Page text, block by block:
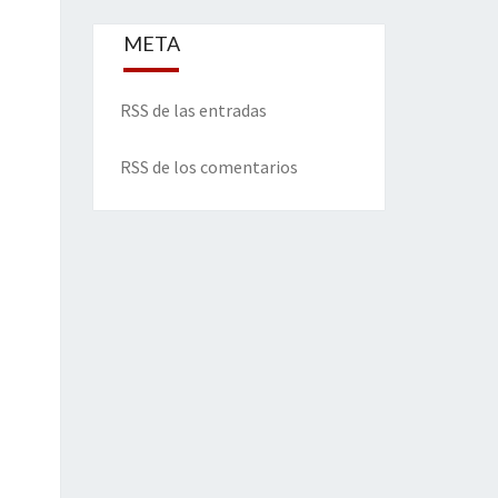
META
RSS de las entradas
RSS de los comentarios